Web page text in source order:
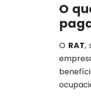
O
O RAT,